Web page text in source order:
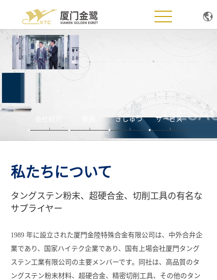
トップページ
ジンルについて
ニュース
サービス
ぎじゅつ サービス
私たちについて
タングステン粉末、超硬合金、切削工具の有名な
サプライヤー
1989 年に設立された厦門金陸特殊合金有限公司は、中外合弁企
業であり、国家ハイテク企業であり、国有上場会社厦門タング
ステン工業有限公司の主要メンバーです。同社は、高品質のタ
ングステン粉末材料、超硬合金、精密切削工具、その他のタン